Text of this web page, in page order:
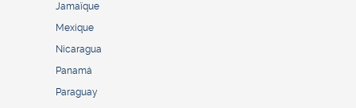
Jamaïque
Mexique
Nicaragua
Panamá
Paraguay